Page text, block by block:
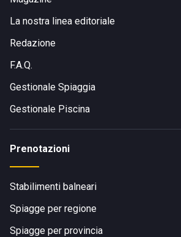
La nostra linea editoriale
Redazione
F.A.Q.
Gestionale Spiaggia
Gestionale Piscina
Prenotazioni
Stabilimenti balneari
Spiagge per regione
Spiagge per provincia